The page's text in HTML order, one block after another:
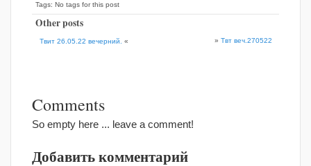
Tags: No tags for this post
Other posts
Твит 26.05.22 вечерний. « » Твт веч.270522
Comments
So empty here ... leave a comment!
Добавить комментарий